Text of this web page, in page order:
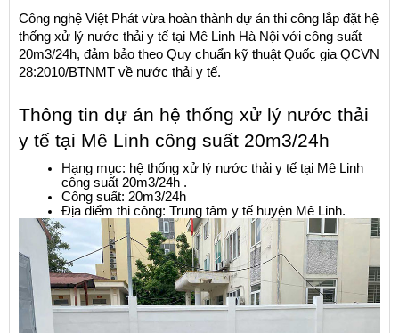
Công nghệ Việt Phát vừa hoàn thành dự án thi công lắp đặt hệ
thống xử lý nước thải y tế tại Mê Linh Hà Nội với công suất
20m3/24h, đảm bảo theo Quy chuẩn kỹ thuật Quốc gia QCVN
28:2010/BTNMT về nước thải y tế.
Thông tin dự án hệ thống xử lý nước thải
y tế tại Mê Linh công suất 20m3/24h
Hạng mục: hệ thống xử lý nước thải y tế tại Mê Linh
công suất 20m3/24h .
Công suất: 20m3/24h
Địa điểm thi công: Trung tâm y tế huyện Mê Linh.